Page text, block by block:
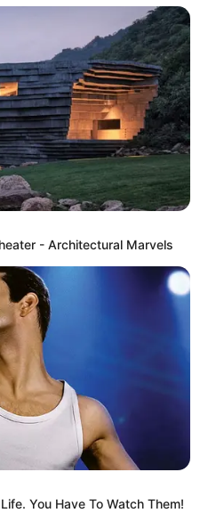
- Architectural Marvels
You Have To Watch Them!